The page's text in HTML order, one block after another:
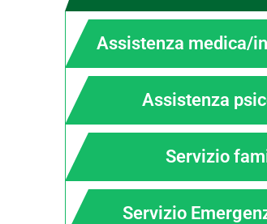
Assistenza medica/
Assistenza
Servizio
Servizio